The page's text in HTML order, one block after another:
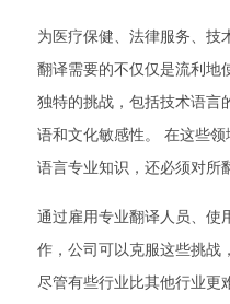
为医疗保健、法律服务、技
翻译需要的不仅仅是流利地
独特的挑战，包括技术语言
语和文化敏感性。 在这些
语言专业知识，还必须对所
通过雇用专业翻译人员、使
作，公司可以克服这些挑战
尽管有些行业比其他行业更